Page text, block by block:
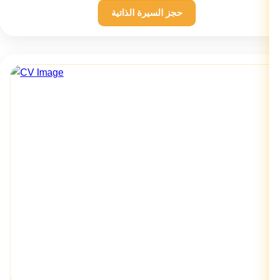
حجز السيرة الذاتية